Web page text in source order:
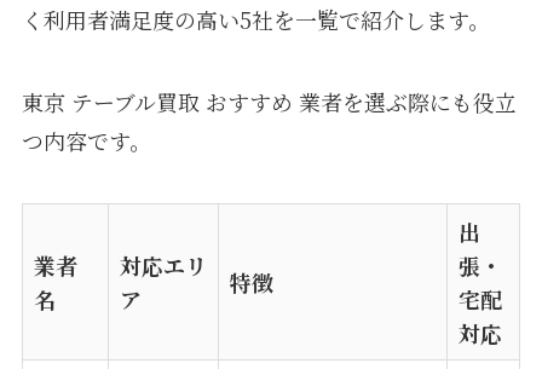
く利用者満足度の高い5社を一覧で紹介します。
東京 テーブル買取 おすすめ 業者を選ぶ際にも役立
つ内容です。
業者
名
対応エリ
ア
特徴
出
張・
宅配
対応